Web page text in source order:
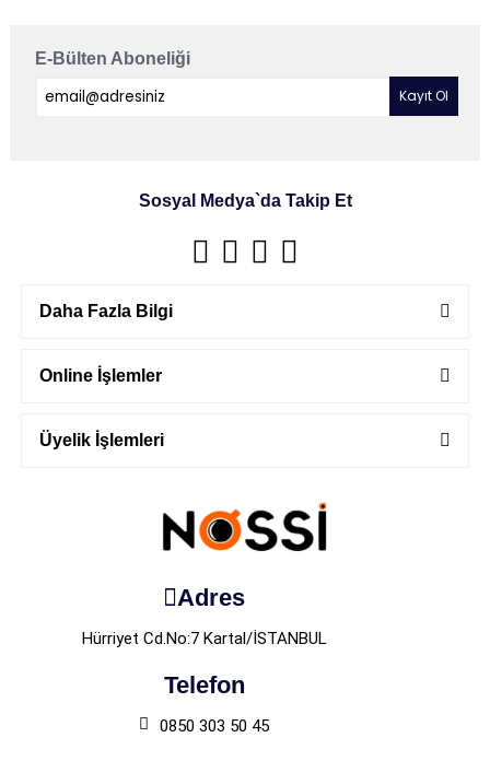
E-Bülten Aboneliği
Sosyal Medya`da Takip Et
Daha Fazla Bilgi
Online İşlemler
Üyelik İşlemleri
Adres
Hürriyet Cd.No:7 Kartal/İSTANBUL
Telefon
0850 303 50 45